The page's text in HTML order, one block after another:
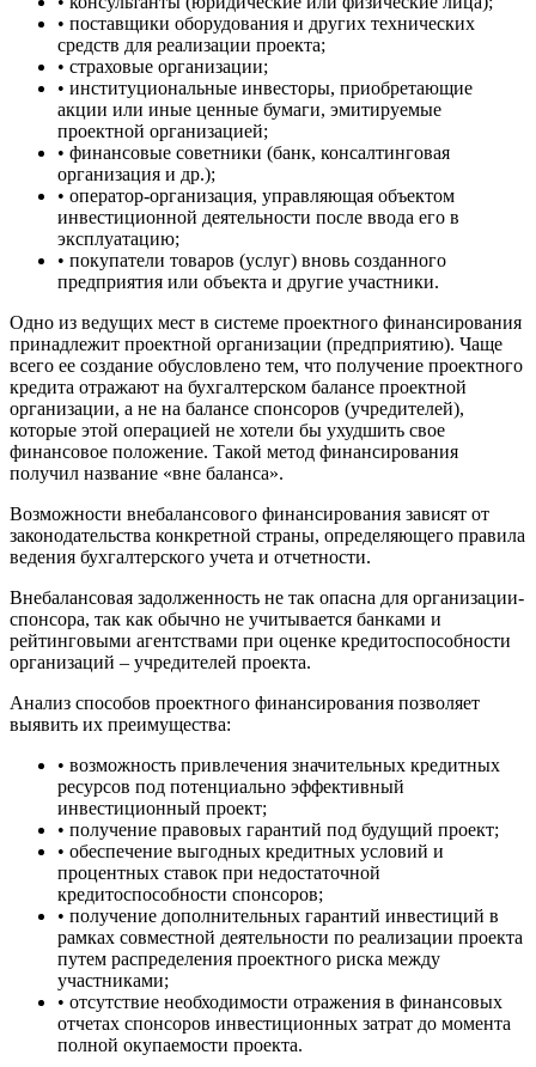
• поставщики оборудования и других технических
средств для реализации проекта;
• страховые организации;
• институциональные инвесторы, приобретающие
акции или иные ценные бумаги, эмитируемые
проектной организацией;
• финансовые советники (банк, консалтинговая
организация и др.);
• оператор-организация, управляющая объектом
инвестиционной деятельности после ввода его в
эксплуатацию;
• покупатели товаров (услуг) вновь созданного
предприятия или объекта и другие участники.
Одно из ведущих мест в системе проектного финансирования
принадлежит проектной организации (предприятию). Чаще
всего ее создание обусловлено тем, что получение проектного
кредита отражают на бухгалтерском балансе проектной
организации, а не на балансе спонсоров (учредителей),
которые этой операцией не хотели бы ухудшить свое
финансовое положение. Такой метод финансирования
получил название «вне баланса».
Возможности внебалансового финансирования зависят от
законодательства конкретной страны, определяющего правила
ведения бухгалтерского учета и отчетности.
Внебалансовая задолженность не так опасна для организации-
спонсора, так как обычно не учитывается банками и
рейтинговыми агентствами при оценке кредитоспособности
организаций – учредителей проекта.
Анализ способов проектного финансирования позволяет
выявить их преимущества:
• возможность привлечения значительных кредитных
ресурсов под потенциально эффективный
инвестиционный проект;
• получение правовых гарантий под будущий проект;
• обеспечение выгодных кредитных условий и
процентных ставок при недостаточной
кредитоспособности спонсоров;
• получение дополнительных гарантий инвестиций в
рамках совместной деятельности по реализации проекта
путем распределения проектного риска между
участниками;
• отсутствие необходимости отражения в финансовых
отчетах спонсоров инвестиционных затрат до момента
полной окупаемости проекта.